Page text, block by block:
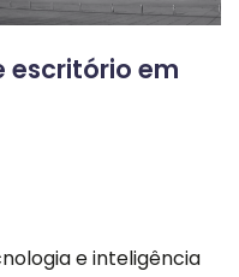
escritório em
e inteligência